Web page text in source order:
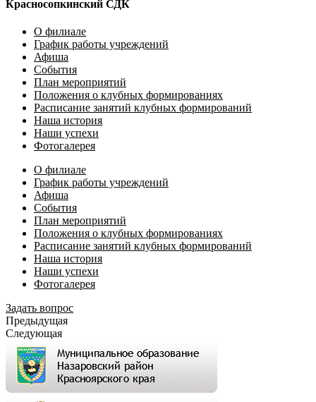
Красносопкинский СДК
О филиале
График работы учреждений
Афиша
События
План мероприятий
Положения о клубных формированиях
Расписание занятий клубных формирований
Наша история
Наши успехи
Фотогалерея
О филиале
График работы учреждений
Афиша
События
План мероприятий
Положения о клубных формированиях
Расписание занятий клубных формирований
Наша история
Наши успехи
Фотогалерея
Задать вопрос
Предыдущая
Следующая